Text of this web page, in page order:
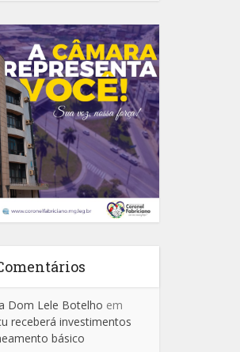
Dom Lele Botelho em
receberá investimentos
básico